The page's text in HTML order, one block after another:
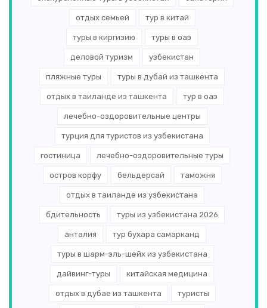
отдых семьей тур в китай
туры в киргизию туры в оаэ
деловой туризм узбекистан
пляжные туры туры в дубай из ташкента
отдых в таиланде из ташкента тур в оаэ
лечебно-оздоровительные центры
турция для туристов из узбекистана
гостиница лечебно-оздоровительные туры
остров корфу бельдерсай таможня
отдых в таиланде из узбекистана
бдительность туры из узбекистана 2026
анталия тур бухара самарканд
туры в шарм-эль-шейх из узбекистана
дайвинг-туры китайская медицина
отдых в дубае из ташкента туристы